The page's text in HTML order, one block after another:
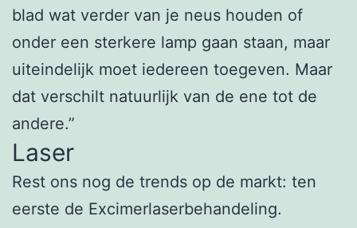
blad wat verder van je neus houden of
onder een sterkere lamp gaan staan, maar
uiteindelijk moet iedereen toegeven. Maar
dat verschilt natuurlijk van de ene tot de
andere.”
Laser
Rest ons nog de trends op de markt: ten
eerste de Excimerlaserbehandeling.